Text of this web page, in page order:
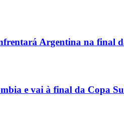
Argentina na final
e vai à final da Copa